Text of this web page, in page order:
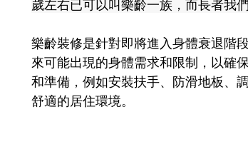
歲左右已可以叫樂齡一族，而長者我
樂齡裝修是針對即將進入身體衰退階
來可能出現的身體需求和限制，以確
和準備，例如安裝扶手、防滑地板、
舒適的居住環境。